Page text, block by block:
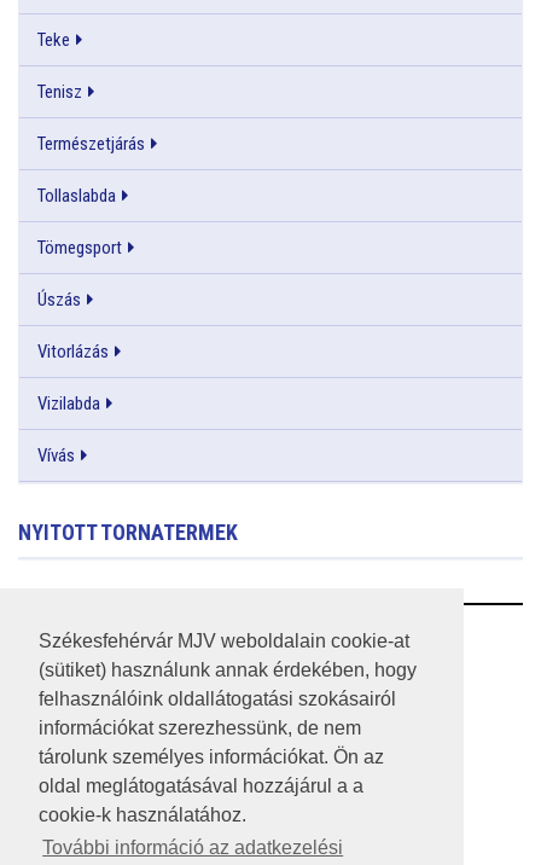
Székesfehérvár MJV weboldalain cookie-at
(sütiket) használunk annak érdekében, hogy
felhasználóink oldallátogatási szokásairól
információkat szerezhessünk, de nem
tárolunk személyes információkat. Ön az
oldal meglátogatásával hozzájárul a a
cookie-k használatához.
További információ az adatkezelési
Teke
Tenisz
Természetjárás
Tollaslabda
Tömegsport
Úszás
Vitorlázás
Vizilabda
Vívás
NYITOTT TORNATERMEK
RSS
A HONLAP 2017.03.31-I ÁLLAPOTA
JOGI NYILATKOZAT
IMPRESSZUM